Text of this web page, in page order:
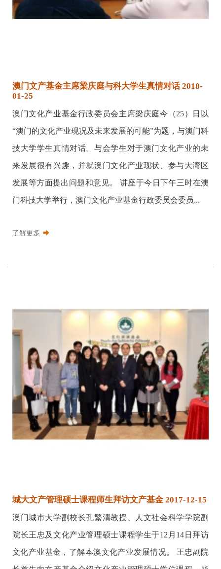
澳门文产基金主席梁庆庭与科大学生真情对话 2018-
01-25
澳门文化产业基金行政委员会主席梁庆庭今（25）日以
“澳门的文化产业现况及未来发展的可能”为题，与澳门科
技大学学生真情对话。与会学生对于澳门文化产业的未
来发展很有兴趣，并就澳门文化产业现状、参与大湾区
发展等方面提出问题和意见。 讲座于今日下午三时在澳
门科技大学举行，澳门文化产业基金行政委员会委员...
了解更多
城大文产管理硕士课程师生拜访文产基金 2017-12-15
澳门城市大学副校长孔繁清教授、人文社会科学学院副
院长王忠及文化产业管理硕士课程学生于12月14日拜访
文化产业基金，了解本澳文化产业发展情况。 王忠副院